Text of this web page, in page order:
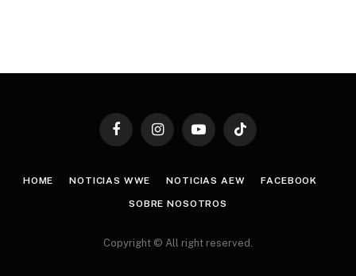
FacebookInstagramYouTubeTikTok
HOME NOTICIAS WWE NOTICIAS AEW FACEBOOK
SOBRE NOSOTROS
Copyright © All right reserved.